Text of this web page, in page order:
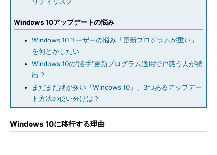
Windows 10アップデートの悩み
Windows 10ユーザーの悩み「更新プログラムが重い」
を何とかしたい
Windows 10の“勝手”更新プログラム適用で戸惑う人が続
出？
まだまだ謎が多い「Windows 10」、3つあるアップデー
ト方法の使い分けは？
Windows 10に移行する理由